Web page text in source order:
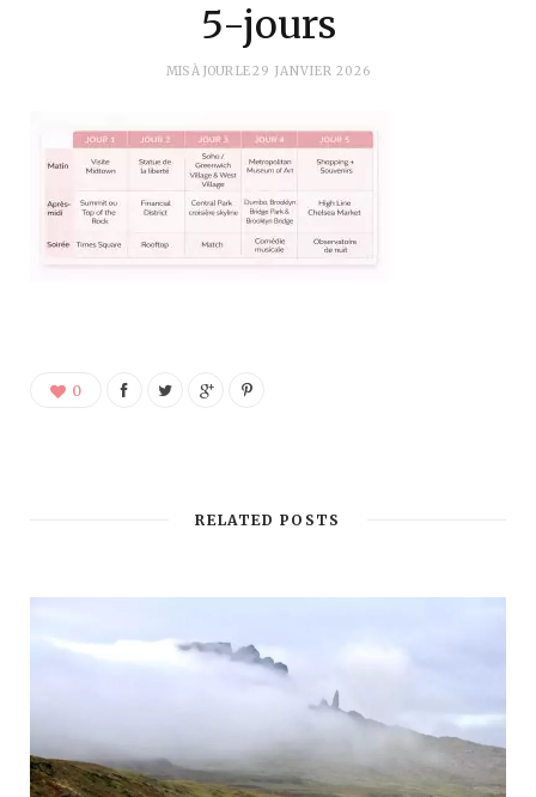
5-jours
MIS À JOUR LE29 JANVIER 2026
0
RELATED POSTS